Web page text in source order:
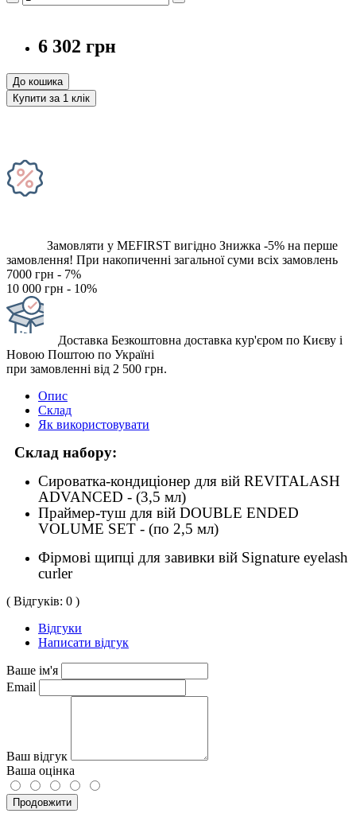
6 302 грн
До кошика
Купити за 1 клiк
Замовляти у MEFIRST вигідно Знижка -5% на перше
замовлення! При накопиченні загальної суми всіх замовлень
7000 грн - 7%
10 000 грн - 10%
Доставка Безкоштовна доставка кур'єром по Києву і
Новою Поштою по Україні
при замовленні від 2 500 грн.
Опис
Склад
Як використовувати
Склад набору:
Сироватка-кондиціонер для вій REVITALASH
ADVANCED - (3,5 мл)
Праймер-туш для вій DOUBLE ENDED
VOLUME SET - (по 2,5 мл)
Фірмові щипці для завивки вій Signature eyelash
curler
( Відгуків: 0 )
Відгуки
Написати відгук
Ваше ім'я
Email
Ваш відгук
Ваша оцінка
Продовжити